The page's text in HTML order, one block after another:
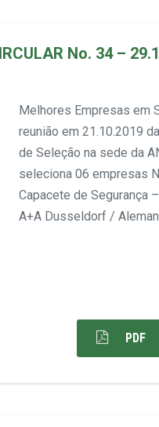
No. 34 –
Melhores Empresas em
reunião em 21.10.2019
de Seleção na sede da
seleciona 06 empresas
Capacete de Segurança
A+A Dusseldorf /
PDF